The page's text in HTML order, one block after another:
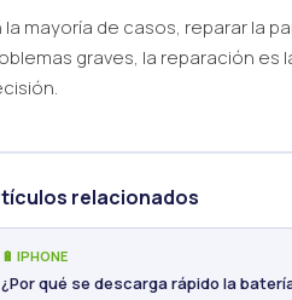
la mayoría de casos, reparar la
graves, la reparación
relacionados
🔋 IPHONE
¿Por qué se descarga rápido la